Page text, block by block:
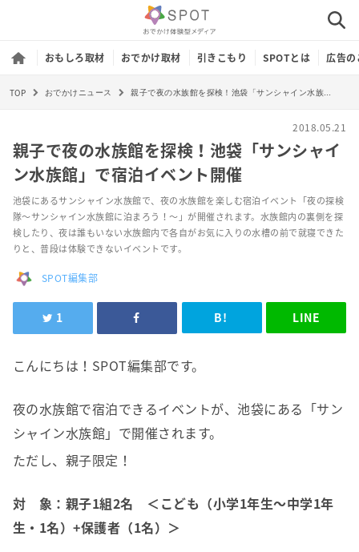
おもしろ取材 おでかけ取材 引きこもり SPOTとは 広告
TOP おでかけニュース
2018.05.21
親子で夜の水族館を探検！池袋「サンシャイ
ン水族館」で宿泊イベント開催
池袋にあるサンシャイン水族館で、夜の水族館を楽しむ宿泊イベント「夜の探検
隊～サンシャイン水族館に泊まろう！～」が開催されます。水族館内の裏側を探
検したり、夜は誰もいない水族館内で各自がお気に入りの水槽の前で就寝できた
りと、普段は体験できないイベントです。
SPOT編集部
1 B! LINE
こんにちは！SPOT編集部です。
夜の水族館で宿泊できるイベントが、池袋にある「サン
シャイン水族館」で開催されます。
ただし、親子限定！
対 象：親子1組2名 ＜こども（小学1年生～中学1年
生・1名）+保護者（1名）＞